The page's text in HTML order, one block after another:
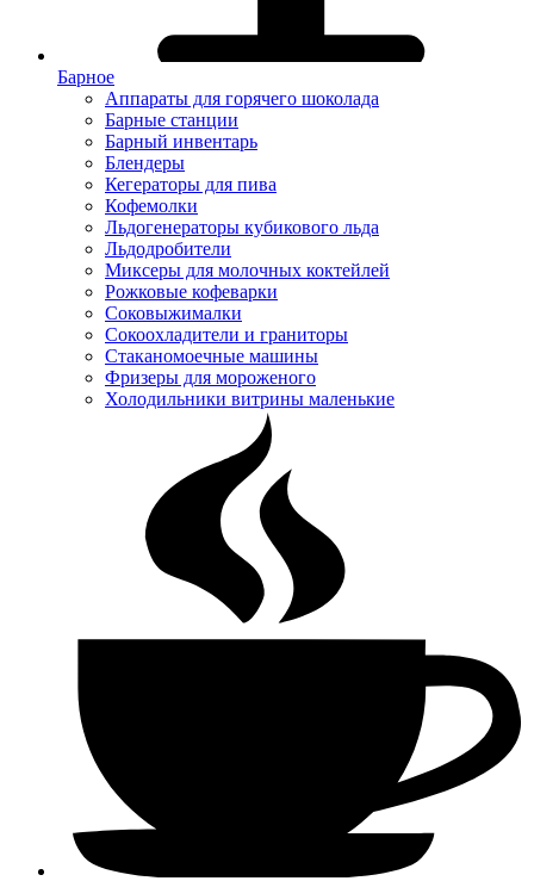
Барное
Аппараты для горячего шоколада
Барные станции
Барный инвентарь
Блендеры
Кегераторы для пива
Кофемолки
Льдогенераторы кубикового льда
Льдодробители
Миксеры для молочных коктейлей
Рожковые кофеварки
Соковыжималки
Сокоохладители и граниторы
Стаканомоечные машины
Фризеры для мороженого
Холодильники витрины маленькие